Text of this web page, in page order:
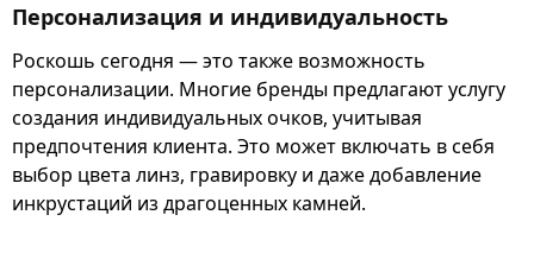
Персонализация и индивидуальность
Роскошь сегодня — это также возможность
персонализации. Многие бренды предлагают услугу
создания индивидуальных очков, учитывая
предпочтения клиента. Это может включать в себя
выбор цвета линз, гравировку и даже добавление
инкрустаций из драгоценных камней.